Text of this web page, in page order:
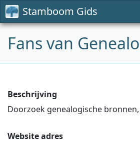
Stamboom Gids
Fans van
Beschrijving
Doorzoek genealogische
Website adres